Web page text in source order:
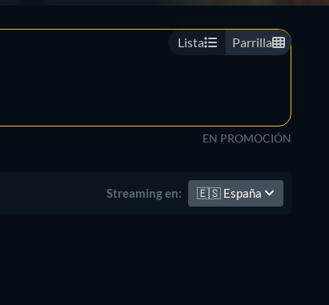
Lista Parrilla
EN PROMOCIÓN
Streaming en: 🇪🇸 España